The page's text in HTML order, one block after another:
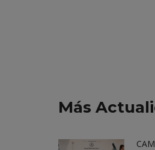
Más